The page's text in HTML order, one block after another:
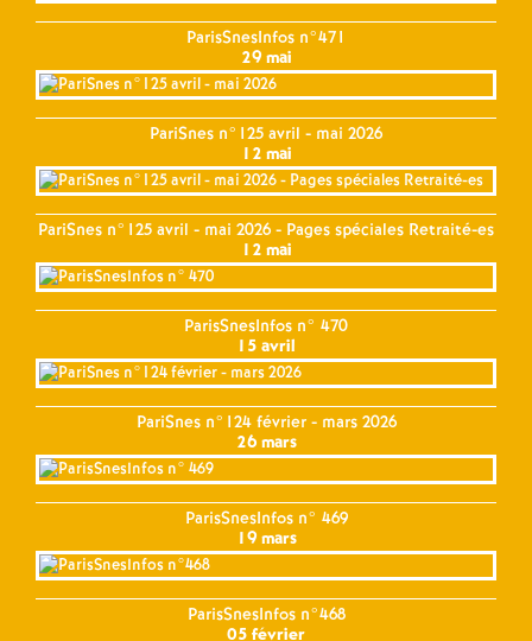
ParisSnesInfos n°471
29 mai
PariSnes n°125 avril - mai 2026
12 mai
PariSnes n°125 avril - mai 2026 - Pages spéciales Retraité-es
12 mai
ParisSnesInfos n° 470
15 avril
PariSnes n°124 février - mars 2026
26 mars
ParisSnesInfos n° 469
19 mars
ParisSnesInfos n°468
05 février